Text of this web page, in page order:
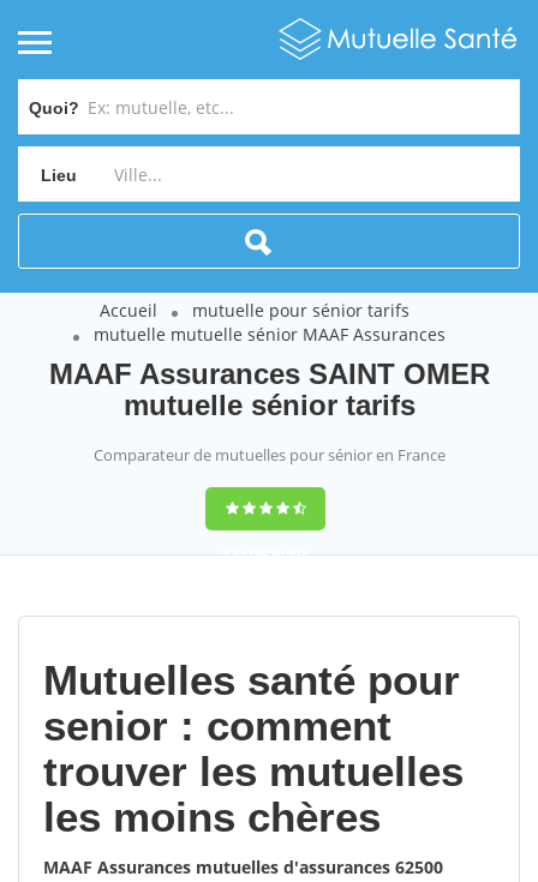
Quoi?
Lieu
Accueil
mutuelle pour sénior tarifs
mutuelle mutuelle sénior MAAF Assurances
MAAF Assurances SAINT OMER
mutuelle sénior tarifs
Comparateur de mutuelles pour sénior en France
9,2(100%)452
Mutuelles santé pour
senior : comment
trouver les mutuelles
les moins chères
MAAF Assurances mutuelles d'assurances 62500